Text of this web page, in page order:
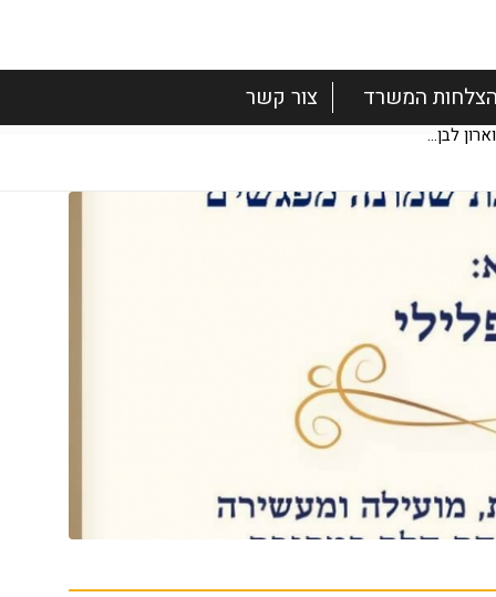
הצלחות המשרד
צור קשר
לבן...